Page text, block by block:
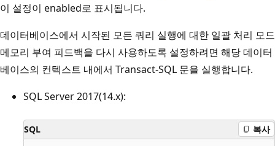
이 설정이 enabled로 표시됩니다.
데이터베이스에서 시작된 모든 쿼리 실행에 대한 일괄 처리 모드
메모리 부여 피드백을 다시 사용하도록 설정하려면 해당 데이터
베이스의 컨텍스트 내에서 Transact-SQL 문을 실행합니다.
SQL Server 2017(14.x):
SQL 복사